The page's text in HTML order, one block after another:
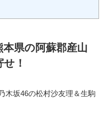
本県の阿蘇郡産山
！
木坂46の松村沙友理＆生駒